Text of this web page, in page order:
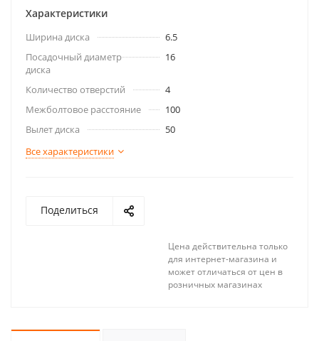
Характеристики
Ширина диска
6.5
Посадочный диаметр
диска
16
Количество отверстий
4
Межболтовое расстояние
100
Вылет диска
50
Все характеристики
Поделиться
Цена действительна только
для интернет-магазина и
может отличаться от цен в
розничных магазинах